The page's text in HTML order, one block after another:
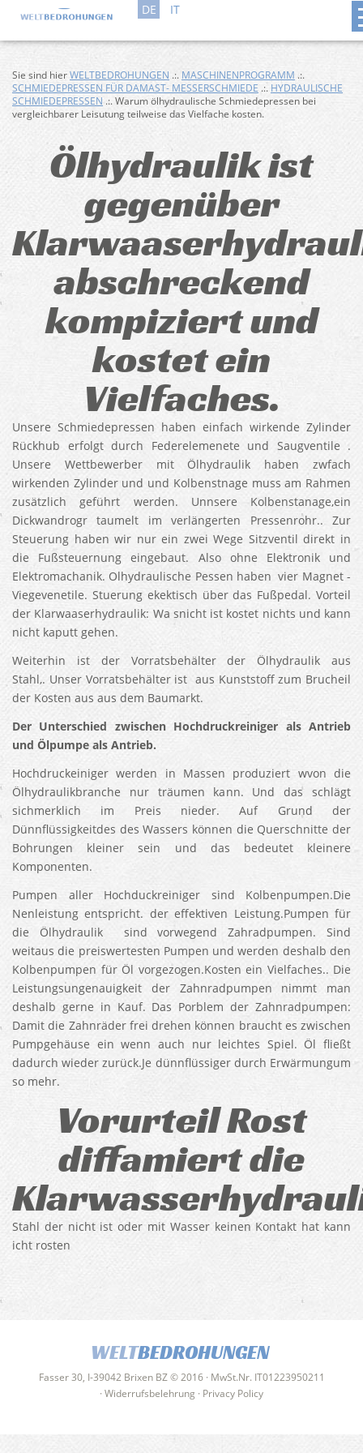
DE IT
Sie sind hierWELTBEDROHUNGEN .:. MASCHINENPROGRAMM .:.
SCHMIEDEPRESSEN FÜR DAMAST- MESSERSCHMIEDE .:. HYDRAULISCHE
SCHMIEDEPRESSEN .:. Warum ölhydraulische Schmiedepressen bei
vergleichbarer Leisutung teilweise das Vielfache kosten.
Ölhydraulik ist
gegenüber
abschreckend
kompiziert und
kostet ein
Vielfaches.
Unsere Schmiedepressen haben einfach wirkende Zylinder
Rückhub erfolgt durch Federelemenete und Saugventile .
Unsere Wettbewerber mit Ölhydraulik haben zwfach
wirkenden Zylinder und und Kolbenstnage muss am Rahmen
zusätzlich geführt werden. Unnsere Kolbenstanage,ein
Dickwandrogr taumelt im verlängerten Pressenrohr.. Zur
Steuerung haben wir nur ein zwei Wege Sitzventil direkt in
die Fußsteuernung eingebaut. Also ohne Elektronik und
Elektromachanik. Olhydraulische Pessen haben vier Magnet -
Viegevenetile. Stuerung ekektisch über das Fußpedal. Vorteil
der Klarwaaserhydraulik: Wa snicht ist kostet nichts und kann
nicht kaputt gehen.
Weiterhin ist der Vorratsbehälter der Ölhydraulik aus
Stahl,. Unser Vorratsbehälter ist aus Kunststoff zum Brucheil
der Kosten aus aus dem Baumarkt.
Der Unterschied zwischen Hochdruckreiniger als Antrieb
und Ölpumpe als Antrieb.
Hochdruckeiniger werden in Massen produziert wvon die
Ölhydraulikbranche nur träumen kann. Und das schlägt
sichmerklich im Preis nieder. Auf Grund der
Dünnflüssigkeitdes des Wassers können die Querschnitte der
Bohrungen kleiner sein und das bedeutet kleinere
Komponenten.
Pumpen aller Hochduckreiniger sind Kolbenpumpen.Die
Nenleistung entspricht. der effektiven Leistung.Pumpen für
die Ölhydraulik sind vorwegend Zahradpumpen. Sind
weitaus die preiswertesten Pumpen und werden deshalb den
Kolbenpumpen für Öl vorgezogen.Kosten ein Vielfaches.. Die
Leistungsungenauigkeit der Zahnradpumpen nimmt man
deshalb gerne in Kauf. Das Porblem der Zahnradpumpen:
Damit die Zahnräder frei drehen können braucht es zwischen
Pumpgehäuse ein wenn auch nur leichtes Spiel. Öl fließt
dadurch wieder zurück.Je dünnflüssiger durch Erwärmungum
so mehr.
Vorurteil Rost
diffamiert die
Stahl der nicht ist oder mit Wasser keinen Kontakt hat kann
icht rosten
WELTBEDROHUNGEN
Fasser 30, I-39042 Brixen BZ © 2016 · MwSt.Nr. IT01223950211
· Widerrufsbelehrung · Privacy Policy